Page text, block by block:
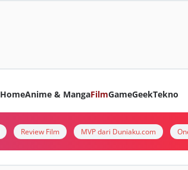
HomeAnime & MangaFilmGameGeekTekno
Review Film MVP dari Duniaku.com